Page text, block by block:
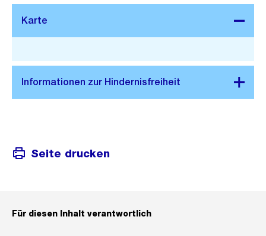
Stadtplan 3D
Seite drucken
Für diesen Inhalt verantwortlich